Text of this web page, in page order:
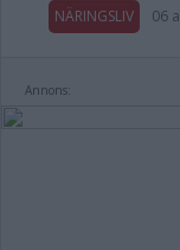
NÄRINGSLIV 06
Annons: